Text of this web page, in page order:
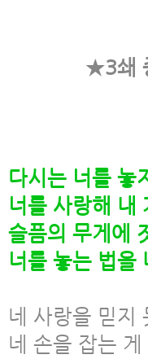
★3쇄
다시는 너를 놓
너를 사랑해 내
슬픔의 무게에
너를 놓는 법을
네 사랑을 믿지
네 손을 잡는